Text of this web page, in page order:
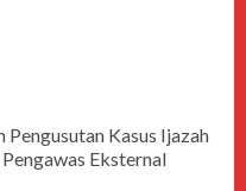
Pengusutan Kasus Ijazah
Eksternal